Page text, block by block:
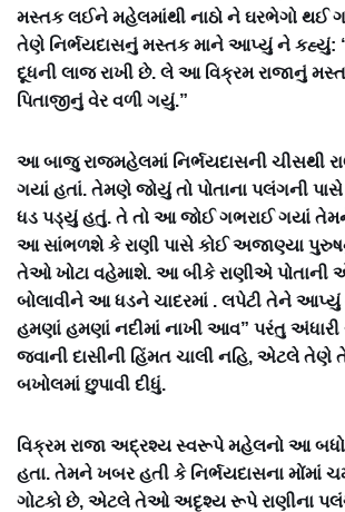
મસ્તક લઈને મહેલમાંથી નાઠો ને ઘરભેગો થઈ
તેણે નિર્ભયદાસનું મસ્તક માને આપ્યું ને કહ્યું:
દૂધની લાજ રાખી છે. લે આ વિક્રમ રાજાનું
પિતાજીનું વેર વળી ગયું.”
આ બાજુ રાજમહેલમાં નિર્ભયદાસની ચીસથી
ગયાં હતાં. તેમણે જોયું તો પોતાના પલંગની
ધડ પડ્યું હતું. તે તો આ જોઈ ગભરાઈ ગયાં
આ સાંભળશે કે રાણી પાસે કોઈ અજાણ્યા
તેઓ ખોટા વહેમાશે. આ બીકે રાણીએ પોતાની
બોલાવીને આ ધડને ચાદરમાં . લપેટી તેને
હમણાં હમણાં નદીમાં નાખી આવ” પરંતુ અંધારી
જવાની દાસીની હિંમત ચાલી નહિ, એટલે તેણે
બખોલમાં છુપાવી દીધું.
વિક્રમ રાજા અદ્રશ્ય સ્વરૂપે મહેલનો આ
હતા. તેમને ખબર હતી કે નિર્ભયદાસના મોંમાં
ગોટકો છે, એટલે તેઓ અદૃશ્ય રૂપે રાણીના